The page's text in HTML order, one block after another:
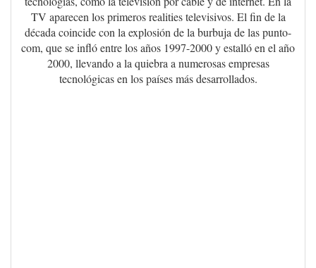
TV aparecen los primeros realities televisivos. El fin de la
década coincide con la explosión de la burbuja de las punto-
com, que se infló entre los años 1997-2000 y estalló en el año
2000, llevando a la quiebra a numerosas empresas
tecnológicas en los países más desarrollados.